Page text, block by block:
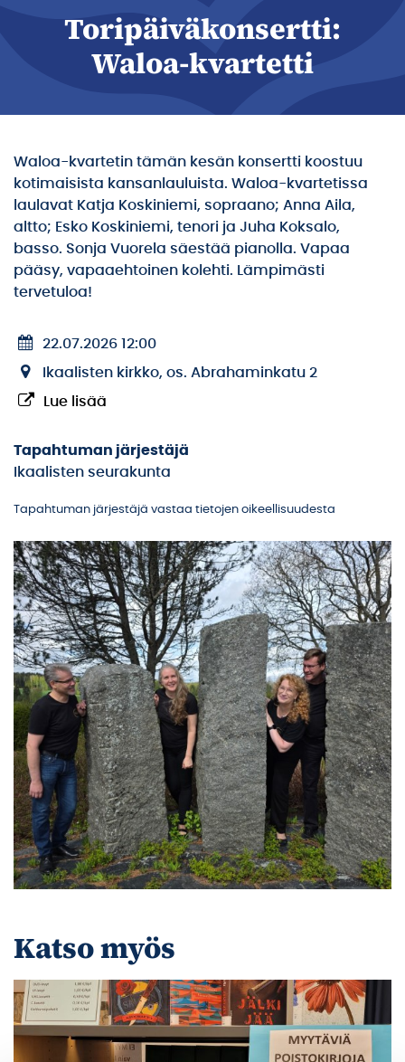
Toripäiväkonsertti:
Waloa-kvartetti
Waloa-kvartetin tämän kesän konsertti koostuu
kotimaisista kansanlauluista. Waloa-kvartetissa
laulavat Katja Koskiniemi, sopraano; Anna Aila,
altto; Esko Koskiniemi, tenori ja Juha Koksalo,
basso. Sonja Vuorela säestää pianolla. Vapaa
pääsy, vapaaehtoinen kolehti. Lämpimästi
tervetuloa!
22.07.2026 12:00
Ikaalisten kirkko, os. Abrahaminkatu 2
Lue lisää
Tapahtuman järjestäjä
Ikaalisten seurakunta
Tapahtuman järjestäjä vastaa tietojen oikeellisuudesta
Katso myös